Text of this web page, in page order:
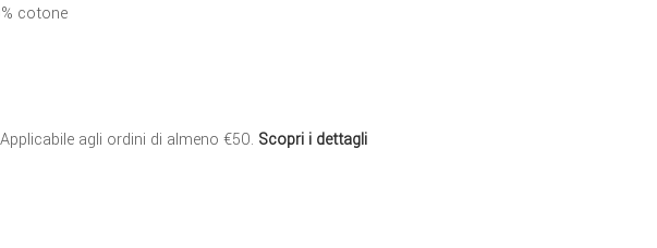
cotone
Applicabile agli ordini di almeno €50. Scopri i dettagli